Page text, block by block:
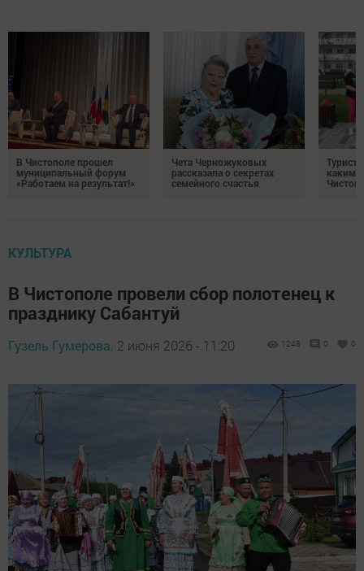
В Чистополе прошел
муниципальный форум
«Работаем на результат!»
Чета Черножуковых
рассказала о секретах
семейного счастья
каким
КУЛЬТУРА
В Чистополе провели сбор полотенец к
празднику Сабантуй
Гузель Гумерова, 2 июня 2026 - 11:20 1248 0 0